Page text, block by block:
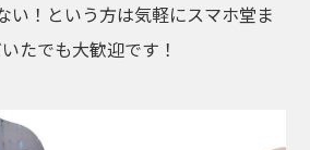
い！という方は気軽にスマホ堂ま
たでも大歓迎です！